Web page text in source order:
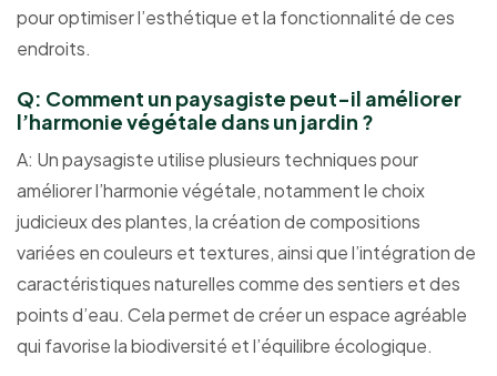
pour optimiser l’esthétique et la fonctionnalité de ces
endroits.
Q: Comment un paysagiste peut-il améliorer
l’harmonie végétale dans un jardin ?
A: Un paysagiste utilise plusieurs techniques pour
améliorer l’harmonie végétale, notamment le choix
judicieux des plantes, la création de compositions
variées en couleurs et textures, ainsi que l’intégration de
caractéristiques naturelles comme des sentiers et des
points d’eau. Cela permet de créer un espace agréable
qui favorise la biodiversité et l’équilibre écologique.